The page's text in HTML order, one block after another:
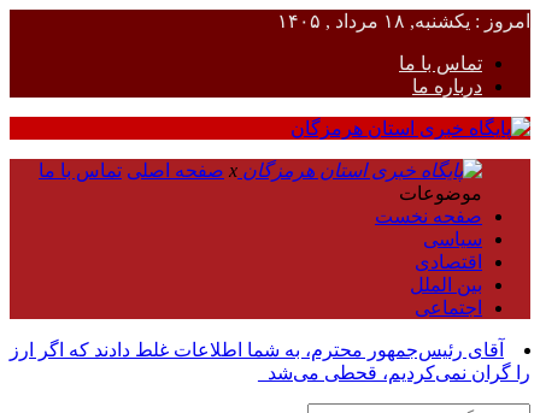
امروز : یکشنبه, ۱۸ مرداد , ۱۴۰۵
تماس با ما
درباره ما
x صفحه اصلی تماس با ما
موضوعات
صفحه نخست
سیاسی
اقتصادی
بین الملل
اجتماعی
آقای رئیس‌جمهور محترم، به شما اطلاعات غلط دادند که اگر ارز
را گران نمی‌کردیم، قحطی می‌شد_